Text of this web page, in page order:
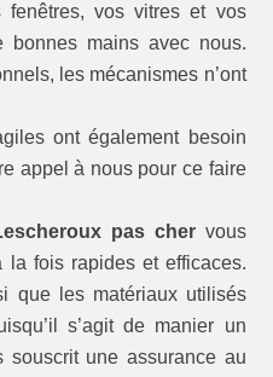
vos vitres et vos
bonnes mains avec nous.
les mécanismes n’ont
ont également besoin
appel à nous pour ce faire
pas chervous
la fois rapides et efficaces.
que les matériaux utilisés
s’agit de manier un
souscrit une assurance au